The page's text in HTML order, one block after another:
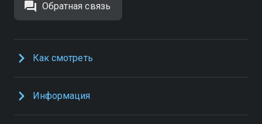
Обратная связь
Как смотреть
Информация